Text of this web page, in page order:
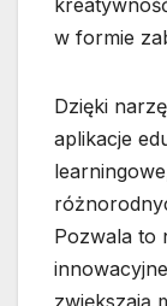
w formie
Dzięki
aplikacje
Pozwala to
zwiększają